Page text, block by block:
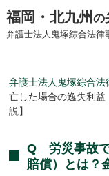
福岡・北九州 の
弁護士法人鬼塚綜合法律
弁護士法人鬼塚綜合法
亡した場合の逸失利
説】
Q 労災事故で
賠償）とは？